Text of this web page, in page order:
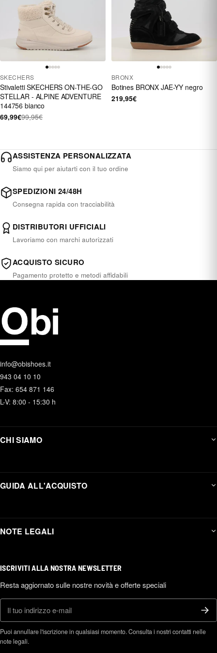
SKECHERS
Stivaletti SKECHERS ON-THE-GO
STELLAR - ALPINE ADVENTURE
144756 bianco
69,99€99,95€
BRONX
Botines BRONX JAE-YY negro
219,95€
ASSISTENZA PERSONALIZZATA
Siamo qui per aiutarti con il tuo ordine
SPEDIZIONI 24/48H
Consegna rapida con tracciabilità
DISTRIBUTORI UFFICIALI
Lavoriamo con marchi autorizzati
ACQUISTO SICURO
Pagamento protetto e metodi affidabili
info@obishoes.it
943 04 10 10
Fax: 654 871 146
L-V: 8:00 - 15:30 h
CHI SIAMO
GUIDA ALL'ACQUISTO
NOTE LEGALI
ISCRIVITI ALLA NOSTRA NEWSLETTER
Resta aggiornato sulle nostre novità e offerte speciali
Puoi annullare l'iscrizione in qualsiasi momento. Consulta i nostri contatti nelle
note legali.